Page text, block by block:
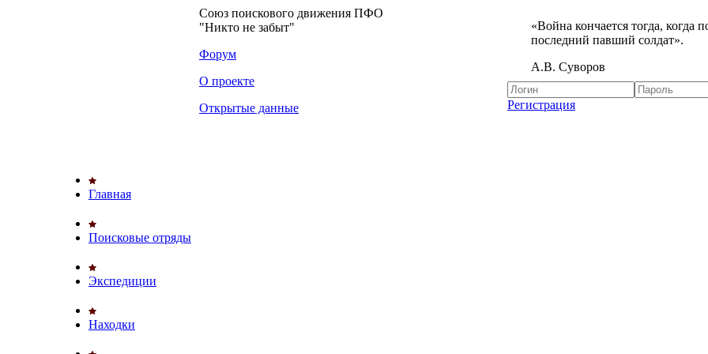
Союз поискового движения ПФО
"Никто не забыт"
Форум
О проекте
Открытые данные
«Война кончается тогда, когда
последний павший солдат».
А.В. Суворов
Регистрация
Главная
Поисковые отряды
Экспедиции
Находки